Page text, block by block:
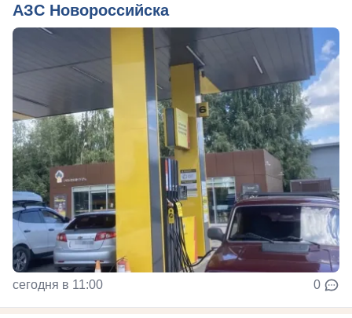
АЗС Новороссийска
сегодня в 11:00 0